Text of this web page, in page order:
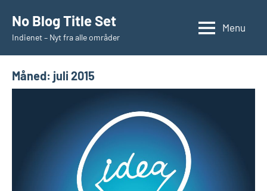
indhold
No Blog Title Set
Indienet – Nyt fra alle områder
Menu
Måned: juli 2015